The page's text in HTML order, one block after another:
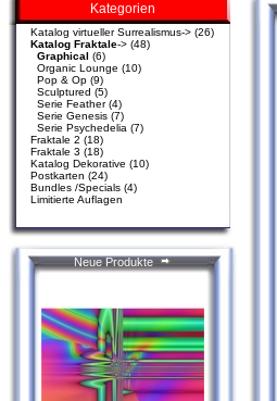
Kategorien
Katalog virtueller Surrealismus-> (26)
Katalog Fraktale-> (48)
Graphical (6)
Organic Lounge (10)
Pop & Op (9)
Sculptured (5)
Serie Feather(4)
Serie Genesis (7)
Serie Psychedelia (7)
Fraktale 2 (18)
Fraktale 3 (18)
Katalog Dekorative (10)
Postkarten (24)
Bundles /Specials (4)
Limitierte Auflagen
Neue Produkte